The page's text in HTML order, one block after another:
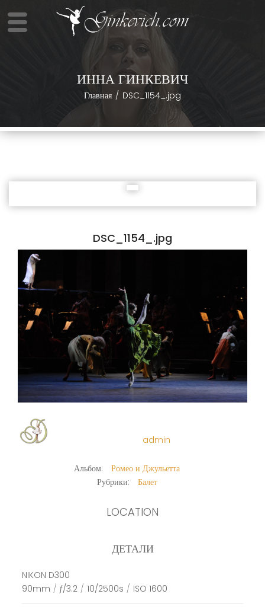
ИННА ГИНКЕВИЧ
Главная DSC_1154_.jpg
DSC_1154_.jpg
admin
Альбом:
Ромео и Джульетта
Рубрики:
Балет
LOCATION
ДЕТАЛИ
NIKON D300
90mm / ƒ/3.2 / 10/2500s / ISO 1600